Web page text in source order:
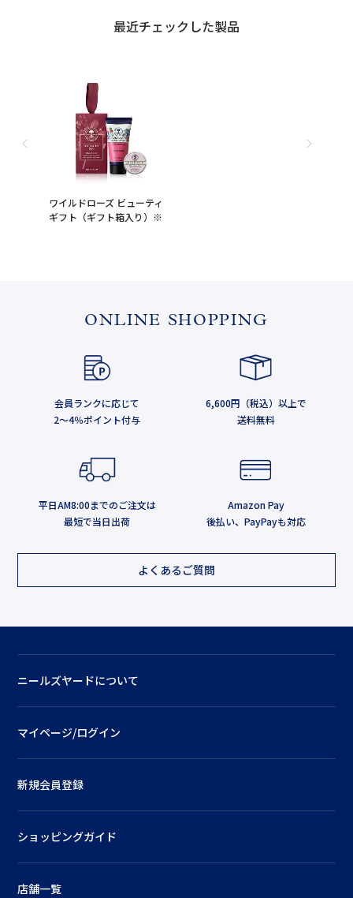
最近チェックした製品
ワイルドローズ ビューティ
ギフト（ギフト箱入り）※
ONLINE SHOPPING
会員ランクに応じて
2～4％ポイント付与
6,600円（税込）以上で
送料無料
平日AM8:00までのご注文は
最短で当日出荷
Amazon Pay
後払い、PayPayも対応
よくあるご質問
ニールズヤードについて
マイページ/ログイン
新規会員登録
ショッピングガイド
店舗一覧